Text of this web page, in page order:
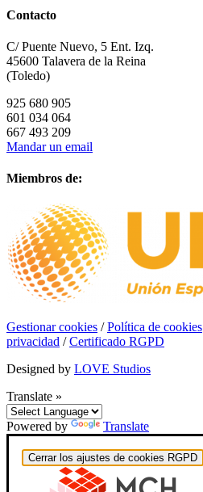
Contacto
C/ Puente Nuevo, 5 Ent. Izq.
45600 Talavera de la Reina
(Toledo)
925 680 905
601 034 064
667 493 209
Mandar un email
Miembros de:
Gestionar cookies /Política de cookies
privacidad /Certificado RGPD
Designed by LOVE Studios
Translate »
Powered by Translate
Cerrar los ajustes de cookies RGPD